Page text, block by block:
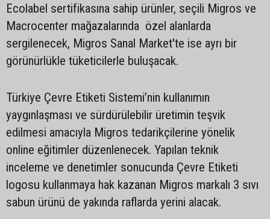
Ecolabel sertifikasına sahip ürünler, seçili Migros ve
Macrocenter mağazalarında özel alanlarda
sergilenecek, Migros Sanal Market'te ise ayrı bir
görünürlükle tüketicilerle buluşacak.
Türkiye Çevre Etiketi Sistemi’nin kullanımın
yaygınlaşması ve sürdürülebilir üretimin teşvik
edilmesi amacıyla Migros tedarikçilerine yönelik
online eğitimler düzenlenecek. Yapılan teknik
inceleme ve denetimler sonucunda Çevre Etiketi
logosu kullanmaya hak kazanan Migros markalı 3 sıvı
sabun ürünü de yakında raflarda yerini alacak.